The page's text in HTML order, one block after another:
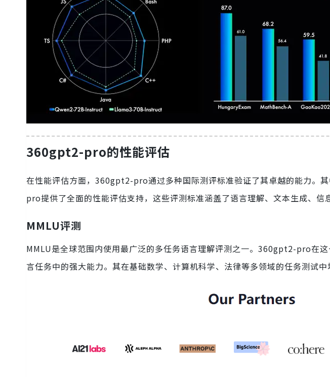
360gpt2-pro的性能评估
在性能评估方面，360gpt2-pro通过多种国际测评标准验证了其卓越的能力。
pro提供了全面的性能评估支持，这些评测标准涵盖了语言理解、文本生成、信
MMLU评测
MMLU是全球范围内使用最广泛的多任务语言理解评测之一。360gpt2-pro在
言任务中的强大能力。其在基础数学、计算机科学、法律等多领域的任务测试中